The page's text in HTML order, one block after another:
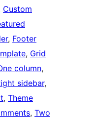
Custom
, Footer
, Grid
column
sidebar
, Theme
, Two